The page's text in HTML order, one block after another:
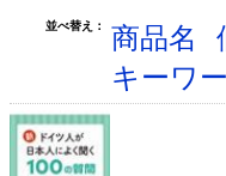
並べ替え： 商品名
キーワ